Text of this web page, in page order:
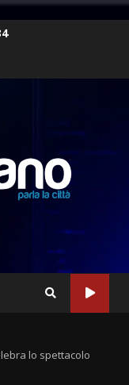
lo spettacolo